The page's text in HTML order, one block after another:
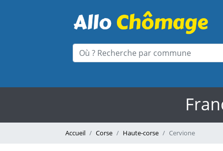
Accueil Corse Haute-corse Cervione